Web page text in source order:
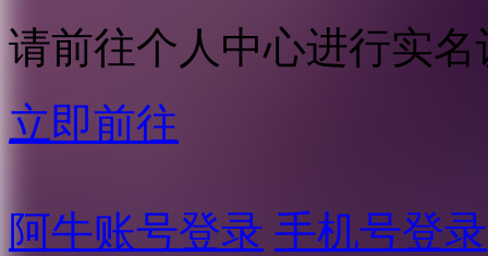
请前往个人中心进行实名
立即前往
阿牛账号登录 手机号登录